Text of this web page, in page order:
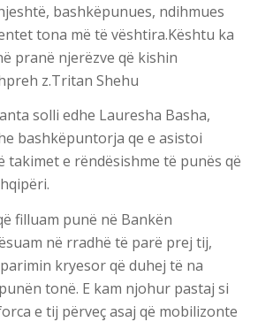
bashkëpunues, ndihmues
tona më të vështira.Kështu ka
pranë njerëzve që kishin
z.Tritan Shehu
solli edhe Lauresha Basha,
bashkëpuntorja qe e asistoi
takimet e rëndësishme të punës që
filluam punë në Bankën
në rradhë të parë prej tij,
kryesor që duhej të na
tonë. E kam njohur pastaj si
e tij përveç asaj që mobilizonte